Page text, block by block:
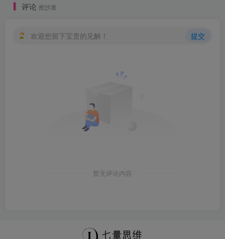
评论 抢沙发
欢迎您留下宝贵的见解！ 提交
暂无评论内容